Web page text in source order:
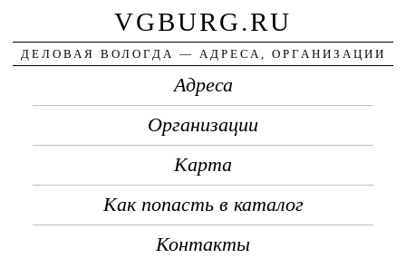
VGBURG.RU
ДЕЛОВАЯ ВОЛОГДА — АДРЕСА, ОРГАНИЗАЦИИ
Адреса
Организации
Карта
Как попасть в каталог
Контакты